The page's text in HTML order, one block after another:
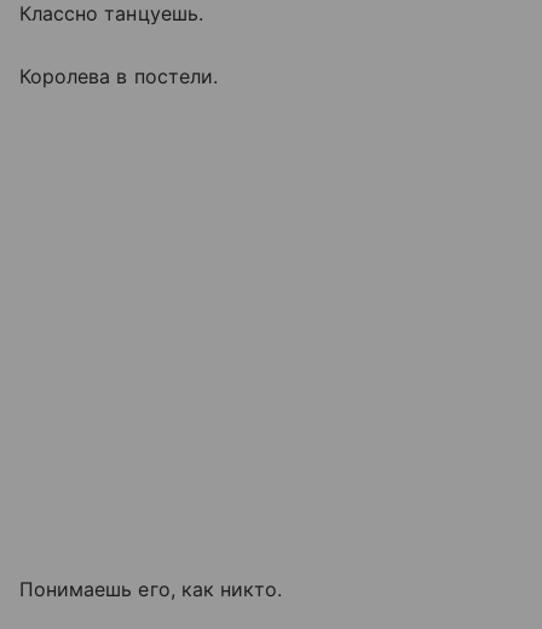
Классно танцуешь.
Королева в постели.
Понимаешь его, как никто.